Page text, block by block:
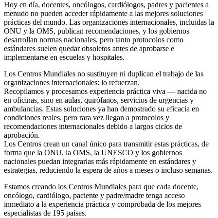
Hoy en día, docentes, oncólogos, cardiólogos, padres y pacientes a
menudo no pueden acceder rápidamente a las mejores soluciones
prácticas del mundo. Las organizaciones internacionales, incluidas la
ONU y la OMS, publican recomendaciones, y los gobiernos
desarrollan normas nacionales, pero tanto protocolos como
estándares suelen quedar obsoletos antes de aprobarse e
implementarse en escuelas y hospitales.
Los Centros Mundiales no sustituyen ni duplican el trabajo de las
organizaciones internacionales: lo refuerzan.
Recopilamos y procesamos experiencia práctica viva — nacida no
en oficinas, sino en aulas, quirófanos, servicios de urgencias y
ambulancias. Estas soluciones ya han demostrado su eficacia en
condiciones reales, pero rara vez llegan a protocolos y
recomendaciones internacionales debido a largos ciclos de
aprobación.
Los Centros crean un canal único para transmitir estas prácticas, de
forma que la ONU, la OMS, la UNESCO y los gobiernos
nacionales puedan integrarlas más rápidamente en estándares y
estrategias, reduciendo la espera de años a meses o incluso semanas.
Estamos creando los Centros Mundiales para que cada docente,
oncólogo, cardiólogo, paciente y padre/madre tenga acceso
inmediato a la experiencia práctica y comprobada de los mejores
especialistas de 195 países.